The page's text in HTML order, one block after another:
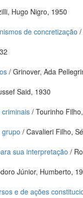
Hugo Nigro, 1950
de concretização /
/ Grinover, Ada
Said, 1930
/ Tourinho
/ Cavalieri Filho,
sua interpretação /
Júnior, Humberto,
e de ações